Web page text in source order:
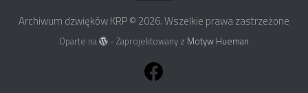
Archiwum dzwięków KRP © 2026. Wszelkie prawa zastrzeżone
Oparte na - Zaprojektowany z Motyw Hueman